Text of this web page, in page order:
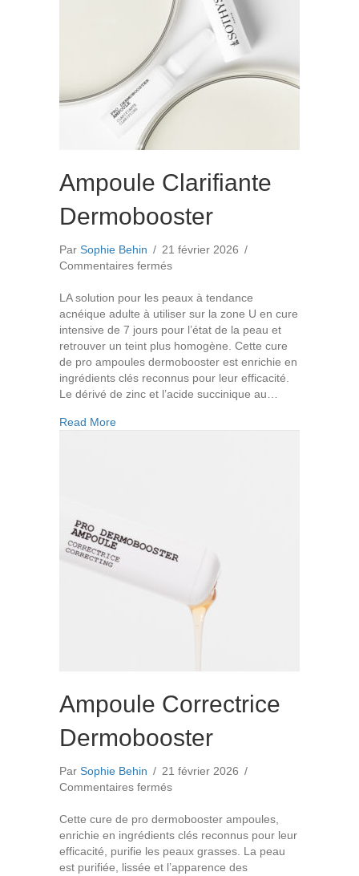
Ampoule Clarifiante
Dermobooster
Par Sophie Behin / 21 février 2026 /
Commentaires ferméssur
Clarifiante
Dermobooster
LA solution pour les peaux à tendance
acnéique adulte à utiliser sur la zone U en cure
intensive de 7 jours pour l’état de la peau et
retrouver un teint plus homogène. Cette cure
de pro ampoules dermobooster est enrichie en
ingrédients clés reconnus pour leur efficacité.
Le dérivé de zinc et l’acide succinique au…
Read Moreabout Ampoule Clarifiante Dermobooster
Ampoule Correctrice
Dermobooster
Par Sophie Behin / 21 février 2026 /
Commentaires ferméssur
Correctrice
Dermobooster
Cette cure de pro dermobooster ampoules,
enrichie en ingrédients clés reconnus pour leur
efficacité, purifie les peaux grasses. La peau
est purifiée, lissée et l’apparence des